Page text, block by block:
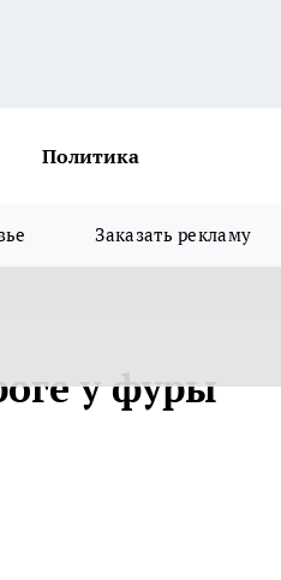
Политика
Заказать рекламу
у фуры